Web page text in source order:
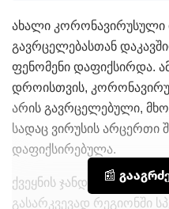
ახალი კორონავირუსული
გავრცელებასთან
ფენომენი დაფიქსირდა.
დროისთვის,
არის გავრცელებული,
სადაც ვირუსის არცერთი
დაფიქსირებულა.
ქვეყნის ჯანდაცვის
გასარკვევად რეგიონში
📰